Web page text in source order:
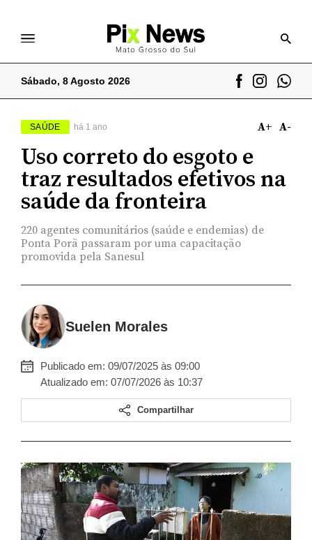
Sábado, 8 Agosto 2026
SAÚDE há 1 ano A+ A-
Uso correto do esgoto e
traz resultados efetivos na
saúde da fronteira
220 agentes comunitários (saúde e endemias) de
Ponta Porã passaram por uma capacitação
promovida pela Sanesul
Suelen Morales
Publicado em: 09/07/2025 às 09:00
Atualizado em: 07/07/2026 às 10:37
Compartilhar